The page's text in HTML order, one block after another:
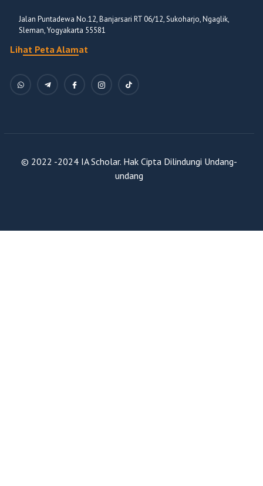
Jalan Puntadewa No.12, Banjarsari RT 06/12, Sukoharjo, Ngaglik,
Sleman, Yogyakarta 55581
Lihat Peta Alamat
© 2022 -2024 IA Scholar. Hak Cipta Dilindungi Undang-
undang